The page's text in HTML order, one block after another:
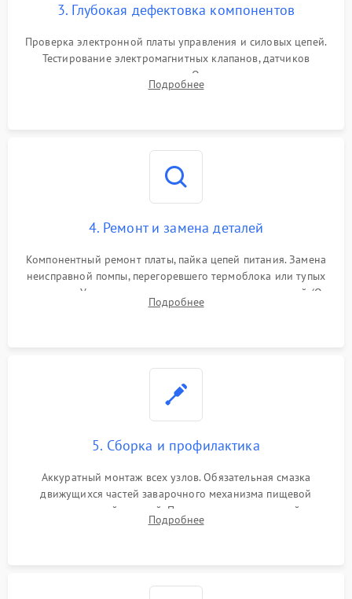
3. Глубокая дефектовка компонентов
Проверка электронной платы управления и силовых цепей.
Тестирование электромагнитных клапанов, датчиков
температуры и расходомера. Оценка степени износа
жерновов кофемолки, уплотнительных колец гидросистемы
Подробнее
4. Ремонт и замена деталей
Компонентный ремонт платы, пайка цепей питания. Замена
неисправной помпы, перегоревшего термоблока или тупых
жерновов. Установка новых силиконовых уплотнителей (O-
ring) и тефлоновых трубок для надежного устранения
Подробнее
5. Сборка и профилактика
Аккуратный монтаж всех узлов. Обязательная смазка
движущихся частей заварочного механизма пищевой
силиконовой смазкой. Проведение программной
декальцинации и очистки системы от кофейных масел.
Подробнее